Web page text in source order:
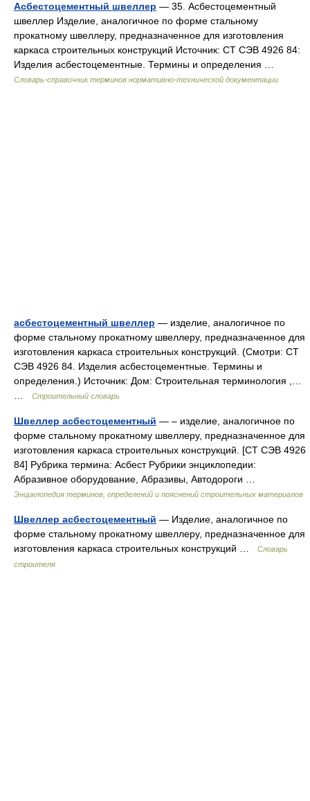
Асбестоцементный швеллер — 35. Асбестоцементный
швеллер Изделие, аналогичное по форме стальному
прокатному швеллеру, предназначенное для изготовления
каркаса строительных конструкций Источник: СТ СЭВ 4926 84:
Изделия асбестоцементные. Термины и определения …
Словарь-справочник терминов нормативно-технической документации
асбестоцементный швеллер — изделие, аналогичное по
форме стальному прокатному швеллеру, предназначенное для
изготовления каркаса строительных конструкций. (Смотри: СТ
СЭВ 4926 84. Изделия асбестоцементные. Термины и
определения.) Источник: Дом: Строительная терминология ,…
Строительный словарь
Швеллер асбестоцементный — – изделие, аналогичное по
форме стальному прокатному швеллеру, предназначенное для
изготовления каркаса строительных конструкций. [СТ СЭВ 4926
84] Рубрика термина: Асбест Рубрики энциклопедии:
Абразивное оборудование, Абразивы, Автодороги …
Энциклопедия терминов, определений и пояснений строительных материалов
Швеллер асбестоцементный — Изделие, аналогичное по
форме стальному прокатному швеллеру, предназначенное для
изготовления каркаса строительных конструкций …
Словарь
строителя